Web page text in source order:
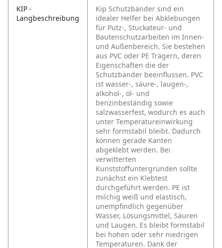
KIP -
Langbeschreibung
Kip Schutzbänder sind ein
idealer Helfer bei Abklebungen
für Putz-, Stuckateur- und
Bautenschutzarbeiten im Innen-
und Außenbereich. Sie bestehen
aus PVC oder PE Trägern, deren
Eigenschaften die der
Schutzbänder beeinflussen. PVC
ist wasser-, säure-, laugen-,
alkohol-, öl- und
benzinbeständig sowie
salzwasserfest, wodurch es auch
unter Temperatureinwirkung
sehr formstabil bleibt. Dadurch
können gerade Kanten
abgeklebt werden. Bei
verwitterten
Kunststoffuntergründen sollte
zunächst ein Klebtest
durchgeführt werden. PE ist
milchig weiß und elastisch,
unempfindlich gegenüber
Wasser, Lösungsmittel, Säuren
und Laugen. Es bleibt formstabil
bei hohen oder sehr niedrigen
Temperaturen. Dank der